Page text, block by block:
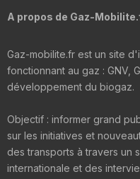
A propos de Gaz-
Gaz-mobilite.fr est un site
fonctionnant au gaz : GNV,
développement du biogaz.
Objectif : informer grand
sur les initiatives et
des transports à travers un
internationale et des